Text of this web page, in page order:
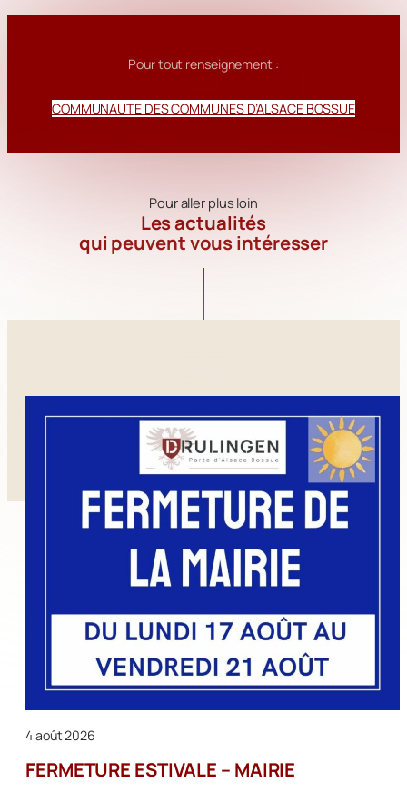
Pour tout renseignement :
COMMUNAUTE DES COMMUNES D’ALSACE BOSSUE
Pour aller plus loin
Les actualités
qui peuvent vous intéresser
4 août 2026
FERMETURE ESTIVALE – MAIRIE